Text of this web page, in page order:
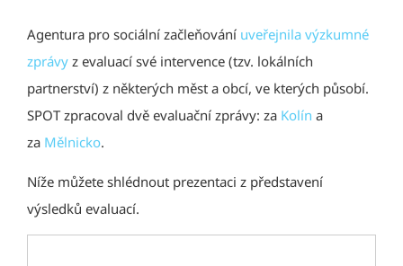
Agentura pro sociální začleňování uveřejnila výzkumné
zprávy z evaluací své intervence (tzv. lokálních
partnerství) z některých měst a obcí, ve kterých působí.
SPOT zpracoval dvě evaluační zprávy: za Kolín a
za Mělnicko.
Níže můžete shlédnout prezentaci z představení
výsledků evaluací.